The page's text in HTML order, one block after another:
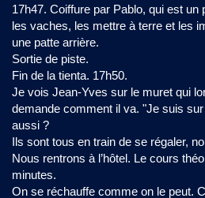
17h47. Coiffure par Pablo, qui est un
les vaches, les mettre à terre et les
une patte arrière.
Sortie de piste.
Fin de la tienta. 17h50.
Je vois Jean-Yves sur le muret qui
demande comment il va. "Je suis
aussi ?
Ils sont tous en train de se régaler,
Nous rentrons à l’hôtel. Le cours
minutes.
On se réchauffe comme on le peut.